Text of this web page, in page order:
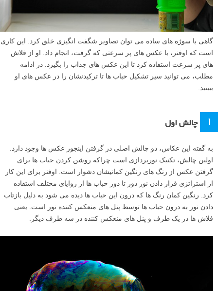
گاهی با سوژه های ساده می توان تصاویر شگفت انگیزی خلق کرد. این کاری
است که اوفنر، با عکس های پر سرعتی که گرفت، انجام داد. او از فلاش
های پر سرعت استفاده کرد تا این عکس های جذاب را بگیرد. در ادامه
مطلب، می توانید سیر تشکیل حباب ها تا ترکیدنشان را در عکس های او
ببینید.
۱ چالش اول
به گفته این عکاس، دو چالش اصلی در گرفتن اینجور عکس ها وجود دارد.
اولین چالش، تکنیک نورپردازی است چراکه روشن کردن حباب ها برای
گرفتن عکس از رنگ های رنگین کمانیشان دشوار است. اوفنر برای این کار
از استراتژی قرار دادن نور دور تا دور حباب ها از زوایای مختلف استفاده
کرد. رنگین کمان رنگ ها که درون این حباب ها دیده می شود به دلیل بازتاب
دادن نور به درون حباب ها توسط پنل های منعکس کننده نور است. یعنی
فلاش ها در یک طرف و پنل های منعکس کننده در سه طرف دیگر.